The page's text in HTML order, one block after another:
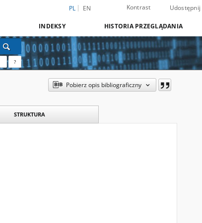
PL EN Kontrast Udostępnij
INDEKSY HISTORIA PRZEGLĄDANIA
?
Pobierz opis bibliograficzny
STRUKTURA